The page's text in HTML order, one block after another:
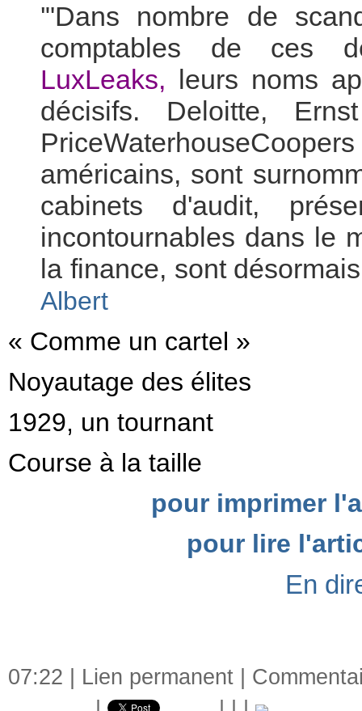
'"Dans nombre de
comptables de ces
LuxLeaks, leurs noms
décisifs. Deloitte,
américains, sont
cabinets d'audit,
incontournables dans le
la finance, sont
Albert
« Comme un cartel »
Noyautage des élites
1929, un tournant
Course à la taille
pour imprimer
pour lire
En
07:22 | Lien permanent